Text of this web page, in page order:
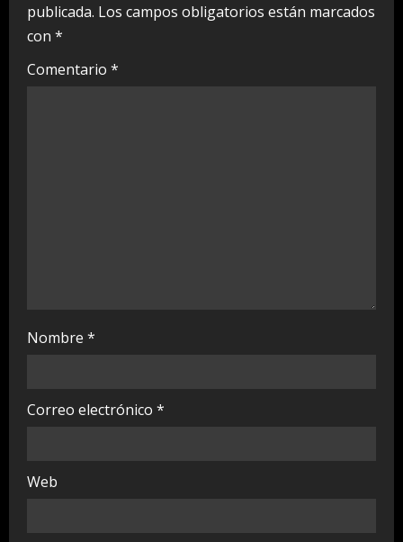
R
e
publicada. Los campos obligatorios están marcados
con *
Comentario *
Nombre *
Correo electrónico *
Web